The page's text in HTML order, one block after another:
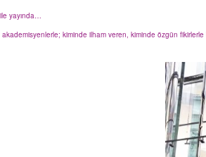
ile yayında…
akademisyenlerle; kiminde ilham veren, kiminde özgün